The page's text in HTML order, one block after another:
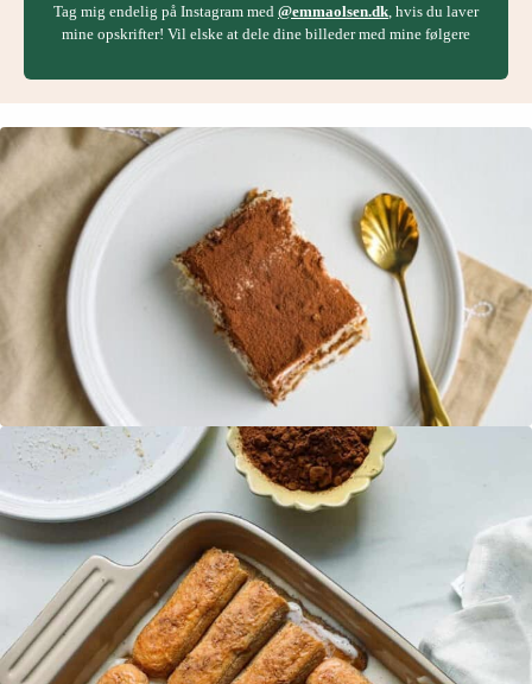
Tag mig endelig på Instagram med @emmaolsen.dk , hvis du laver
mine opskrifter! Vil elske at dele dine billeder med mine følgere